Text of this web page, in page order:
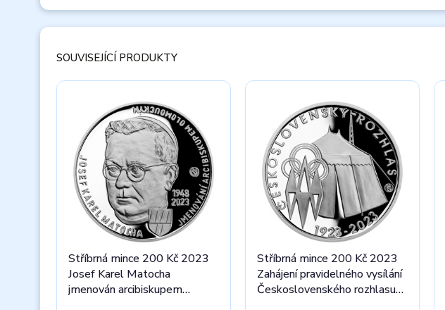
SOUVISEJÍCÍ PRODUKTY
Stříbrná mince 200 Kč 2023
Josef Karel Matocha
jmenován arcibiskupem
Stříbrná mince 200 Kč 2023
Zahájení pravidelného vysílání
Československého rozhlasu